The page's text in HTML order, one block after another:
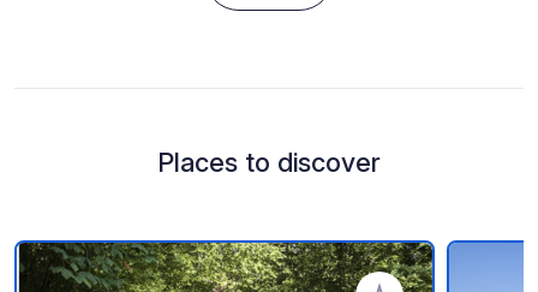
Places to discover